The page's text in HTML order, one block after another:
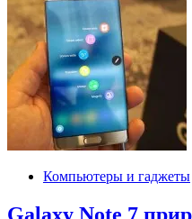
Компьютеры и гаджеты